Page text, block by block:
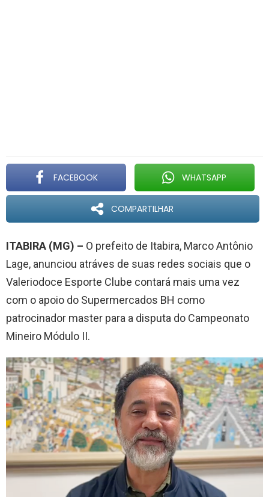
FACEBOOK WHATSAPP
COMPARTILHAR
ITABIRA (MG) – O prefeito de Itabira, Marco Antônio
Lage, anunciou atráves de suas redes sociais que o
Valeriodoce Esporte Clube contará mais uma vez
com o apoio do Supermercados BH como
patrocinador master para a disputa do Campeonato
Mineiro Módulo II.